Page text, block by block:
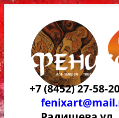
+7 (8452) 27-58-